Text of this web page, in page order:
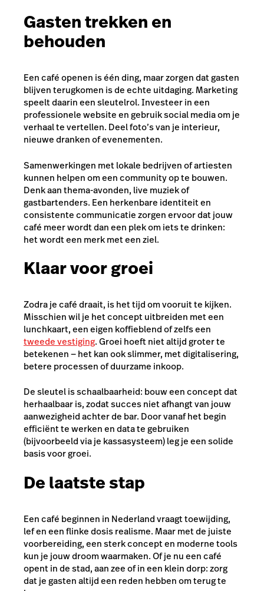
Gasten trekken en
behouden
Een café openen is één ding, maar zorgen dat gasten
blijven terugkomen is de echte uitdaging. Marketing
speelt daarin een sleutelrol. Investeer in een
professionele website en gebruik social media om je
verhaal te vertellen. Deel foto’s van je interieur,
nieuwe dranken of evenementen.
Samenwerkingen met lokale bedrijven of artiesten
kunnen helpen om een community op te bouwen.
Denk aan thema-avonden, live muziek of
gastbartenders. Een herkenbare identiteit en
consistente communicatie zorgen ervoor dat jouw
café meer wordt dan een plek om iets te drinken:
het wordt een merk met een ziel.
Klaar voor groei
Zodra je café draait, is het tijd om vooruit te kijken.
Misschien wil je het concept uitbreiden met een
lunchkaart, een eigen koffieblend of zelfs een
tweede vestiging. Groei hoeft niet altijd groter te
betekenen — het kan ook slimmer, met digitalisering,
betere processen of duurzame inkoop.
De sleutel is schaalbaarheid: bouw een concept dat
herhaalbaar is, zodat succes niet afhangt van jouw
aanwezigheid achter de bar. Door vanaf het begin
efficiënt te werken en data te gebruiken
(bijvoorbeeld via je kassasysteem) leg je een solide
basis voor groei.
De laatste stap
Een café beginnen in Nederland vraagt toewijding,
lef en een flinke dosis realisme. Maar met de juiste
voorbereiding, een sterk concept en moderne tools
kun je jouw droom waarmaken. Of je nu een café
opent in de stad, aan zee of in een klein dorp: zorg
dat je gasten altijd een reden hebben om terug te